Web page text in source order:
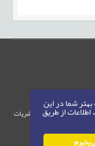
شما در این
از طریق
پذیرم
به سامانه مدیریت نشریات
1405-1396